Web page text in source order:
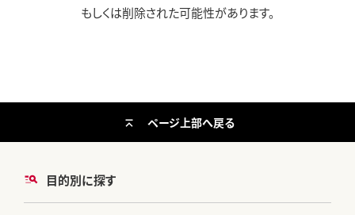
もしくは削除された可能性があります。
目的別に探す
ページ上部へ戻る